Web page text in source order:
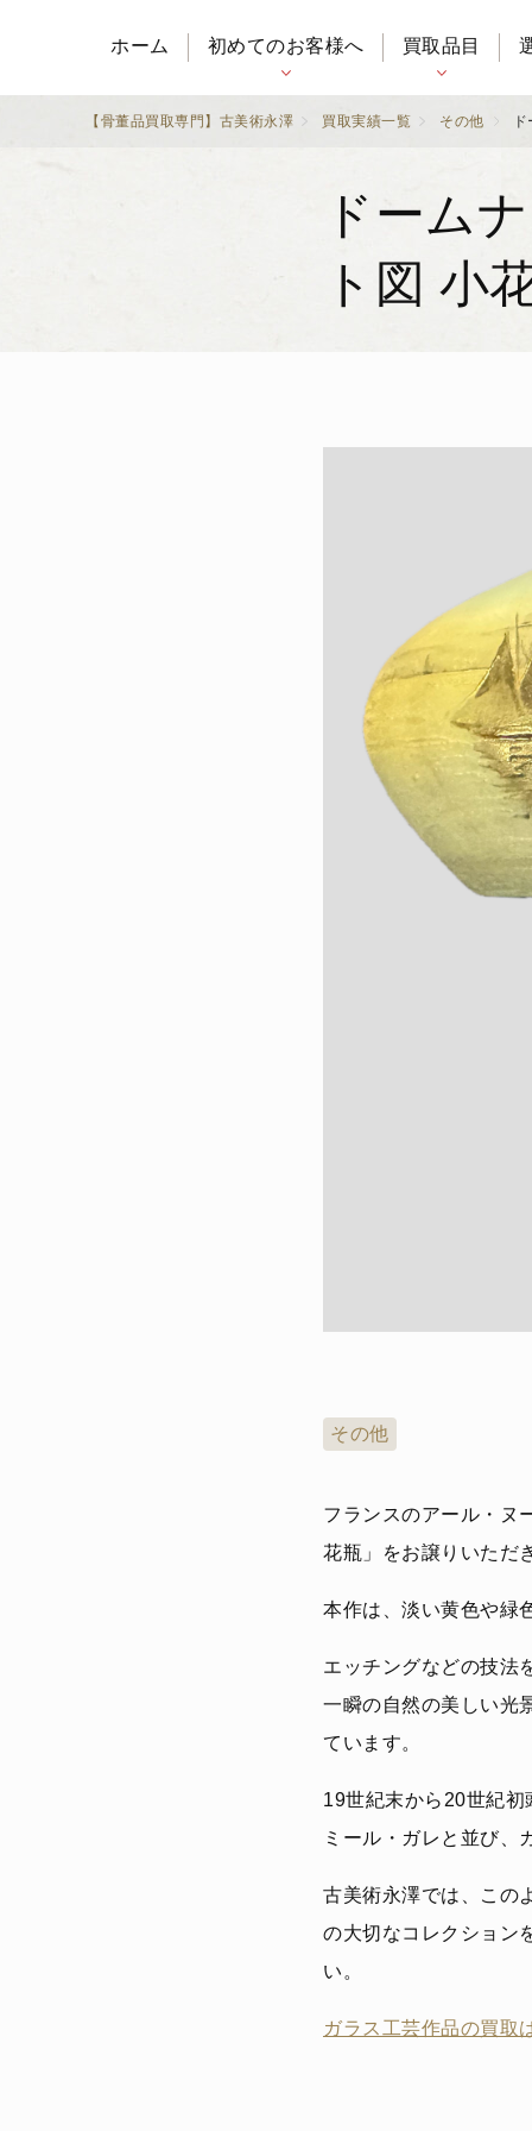
ホーム 初めてのお客様へ 買取品目
【骨董品買取専門】古美術永澤 買取実績一覧 その他
ドーム
ト図 小
その他
フランスのアール・ヌ
花瓶」をお譲りいただ
本作は、淡い黄色や緑
エッチングなどの技法
一瞬の自然の美しい光
ています。
19世紀末から20世紀
ミール・ガレと並び、
古美術永澤では、この
の大切なコレクション
い。
ガラス工芸作品の買取